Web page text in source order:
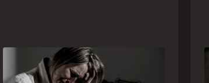
Crise psiquiátrica é urgência
médica: saiba como o SAMU atua